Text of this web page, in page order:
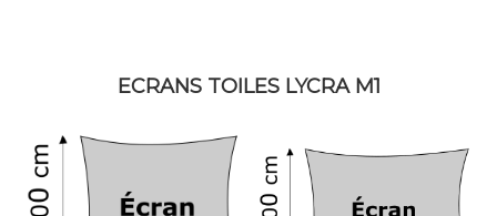
ECRANS TOILES LYCRA M1